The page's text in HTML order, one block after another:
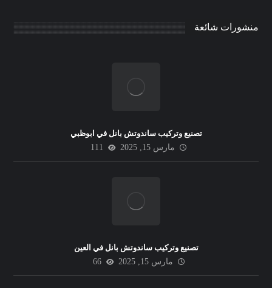
منشورات شائعة
تصنيع وتركيب ساندوتش بانل في ابوظبي
مارس 15, 2025
111
تصنيع وتركيب ساندوتش بانل في العين
مارس 15, 2025
66